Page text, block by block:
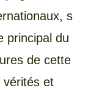
s
principal du
de cette
vérités et